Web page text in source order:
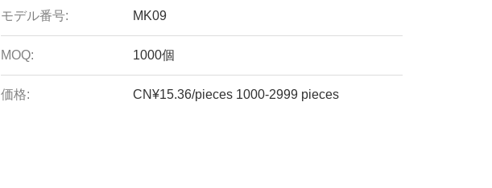
モデル番号: MK09
MOQ: 1000個
価格: CN¥15.36/pieces 1000-2999 pieces